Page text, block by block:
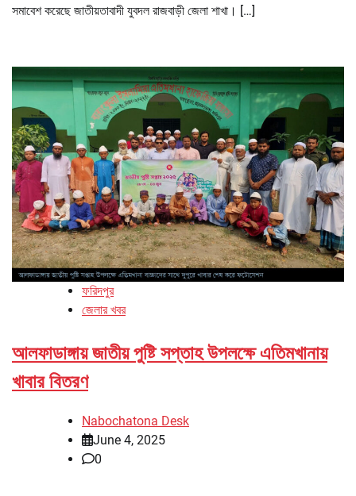
সমাবেশ করেছে জাতীয়তাবাদী যুবদল রাজবাড়ী জেলা শাখা। […]
ফরিদপুর
জেলার খবর
আলফাডাঙ্গায় জাতীয় পুষ্টি সপ্তাহ উপলক্ষে এতিমখানায়
খাবার বিতরণ
Nabochatona Desk
June 4, 2025
0